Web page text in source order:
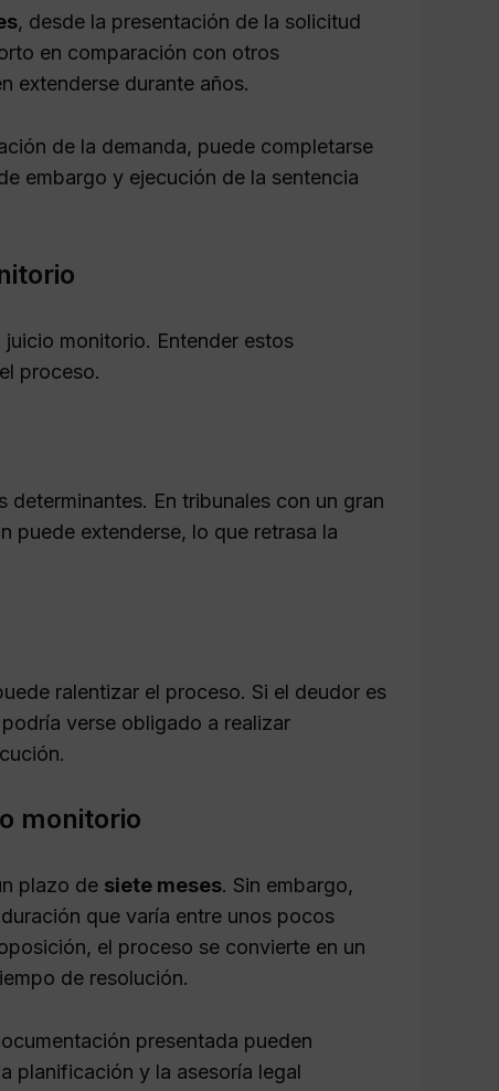
, desde la presentación de la solicitud
en comparación con otros
extenderse durante años.
de la demanda, puede completarse
embargo y ejecución de la sentencia
monitorio. Entender estos
proceso.
En tribunales con un gran
puede extenderse, lo que retrasa la
ralentizar el proceso. Si el deudor es
verse obligado a realizar
monitorio
plazo de siete meses. Sin embargo,
que varía entre unos pocos
el proceso se convierte en un
de resolución.
presentada pueden
planificación y la asesoría legal